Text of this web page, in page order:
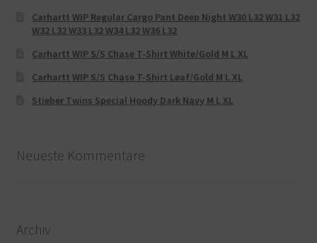
Carhartt WIP Regular Cargo Pant Deep Night W30 L32 W31 L32
W32 L32 W33 L32 W34 L32 W36 L32
Carhartt WIP S/S Chase T-Shirt White/Gold M L XL
Carhartt WIP S/S Chase T-Shirt Leaf/Gold M L XL
Stieber Twins Special Hoody Dark Navy M L XL
Neueste Kommentare
Archiv